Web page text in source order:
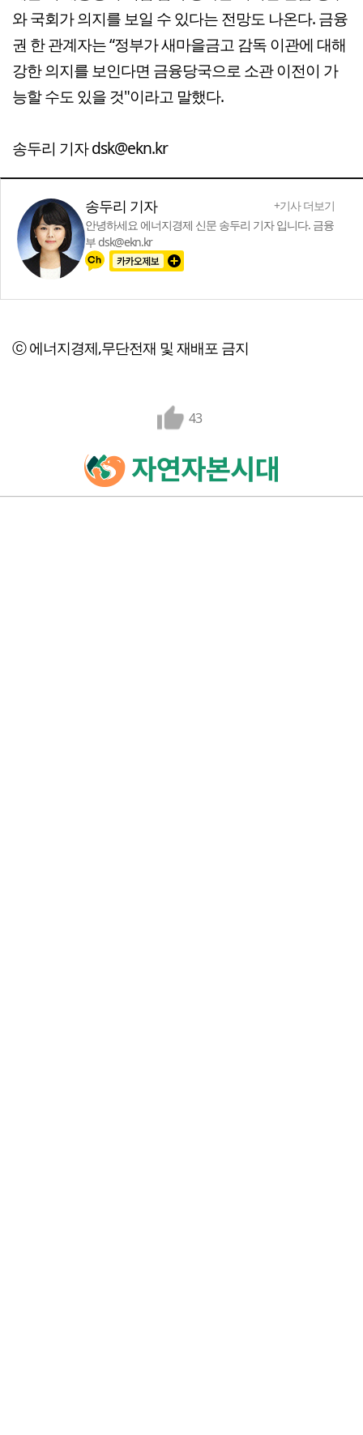
와 국회가 의지를 보일 수 있다는 전망도 나온다. 금융
권 한 관계자는 “정부가 새마을금고 감독 이관에 대해
강한 의지를 보인다면 금융당국으로 소관 이전이 가
능할 수도 있을 것"이라고 말했다.
송두리 기자 dsk@ekn.kr
송두리 기자
+기사 더보기
안녕하세요 에너지경제 신문 송두리 기자 입니다. 금융
부 dsk@ekn.kr
ⓒ 에너지경제,무단전재 및 재배포 금지
43